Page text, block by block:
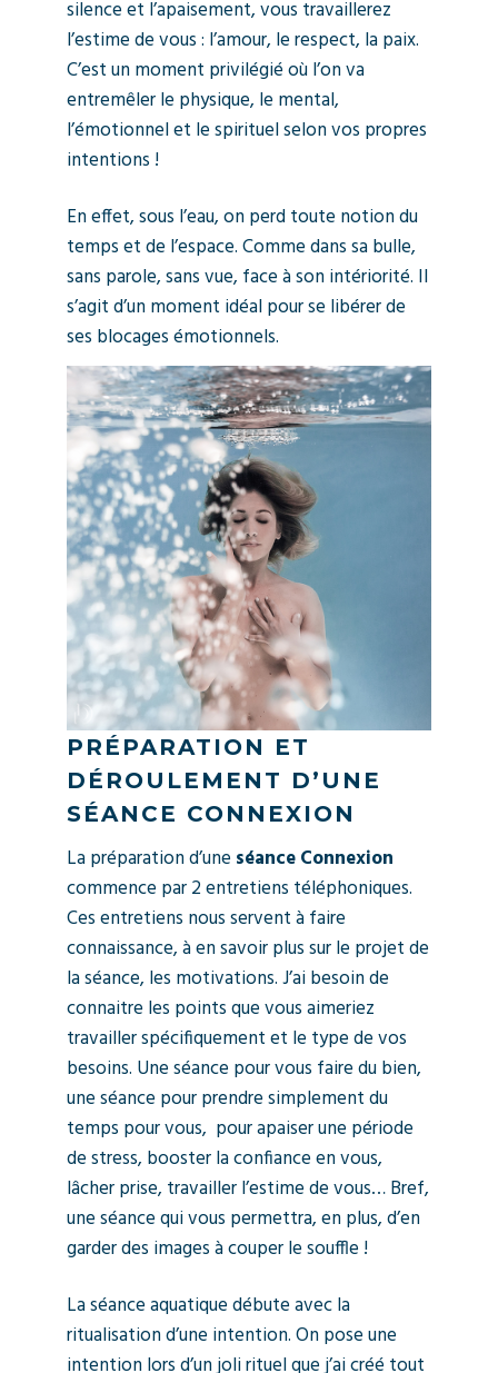
silence et l’apaisement, vous travaillerez
l’estime de vous : l’amour, le respect, la paix.
C’est un moment privilégié où l’on va
entremêler le physique, le mental,
l’émotionnel et le spirituel selon vos propres
intentions !
En effet, sous l’eau, on perd toute notion du
temps et de l’espace. Comme dans sa bulle,
sans parole, sans vue, face à son intériorité. Il
s’agit d’un moment idéal pour se libérer de
ses blocages émotionnels.
PRÉPARATION ET
DÉROULEMENT D’UNE
SÉANCE CONNEXION
La préparation d’une séance Connexion
commence par 2 entretiens téléphoniques.
Ces entretiens nous servent à faire
connaissance, à en savoir plus sur le projet de
la séance, les motivations. J’ai besoin de
connaitre les points que vous aimeriez
travailler spécifiquement et le type de vos
besoins. Une séance pour vous faire du bien,
une séance pour prendre simplement du
temps pour vous, pour apaiser une période
de stress, booster la confiance en vous,
lâcher prise, travailler l’estime de vous… Bref,
une séance qui vous permettra, en plus, d’en
garder des images à couper le souffle !
La séance aquatique débute avec la
ritualisation d’une intention. On pose une
intention lors d’un joli rituel que j’ai créé tout